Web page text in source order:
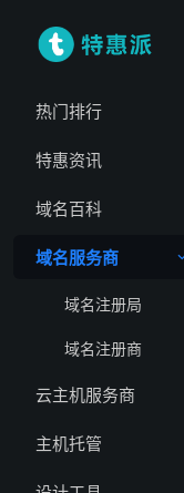
热门排行
特惠资讯
域名百科
域名服务商
域名注册局
域名注册商
云主机服务商
主机托管